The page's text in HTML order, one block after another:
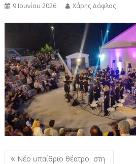
9 Ιουνίου 2026 Χάρης Δάφλος
Πλοήγηση
Νέο υπαίθριο θέατρο στη